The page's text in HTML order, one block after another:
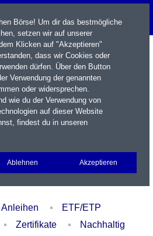
Portfolio Login
Anleihen
ETF/ETP
Zertifikate
Nachhaltig
Börse! Um dir das bestmögliche
setzen wir auf unserer
Klicken auf "Akzeptieren"
dass wir Cookies oder
dürfen. Über den Button
Verwendung der genannten
oder widersprechen.
wie du der Verwendung von
auf dieser Website
findest du in unseren
Ablehnen Akzeptieren